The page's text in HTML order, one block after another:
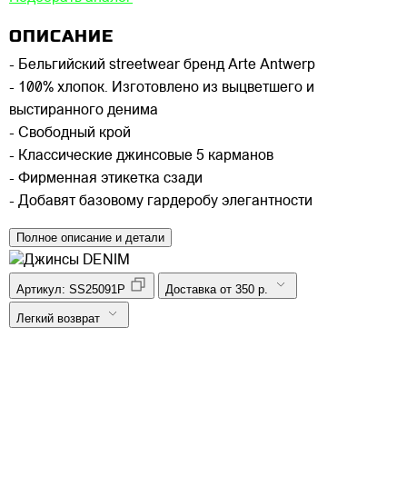
ОПИСАНИЕ
- Бельгийский streetwear бренд Arte Antwerp
- 100% хлопок. Изготовлено из выцветшего и
выстиранного денима
- Свободный крой
- Классические джинсовые 5 карманов
- Фирменная этикетка сзади
- Добавят базовому гардеробу элегантности
Полное описание и детали
Артикул: SS25091P Доставка от 350 р.
Легкий возврат